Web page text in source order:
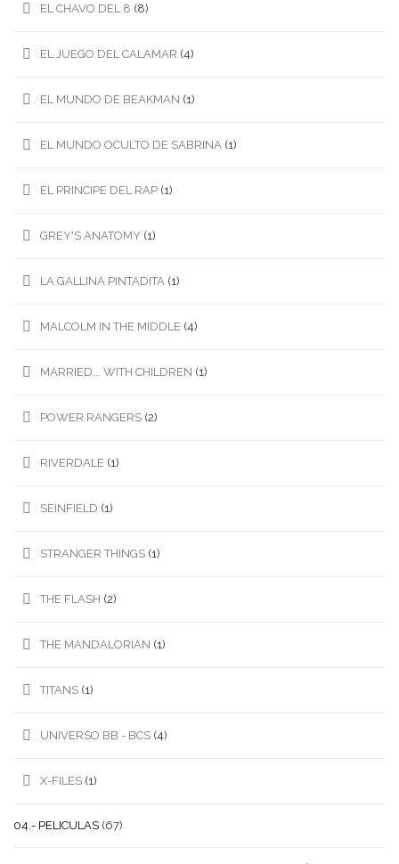
EL CHAVO DEL 8 (8)
EL JUEGO DEL CALAMAR (4)
EL MUNDO DE BEAKMAN (1)
EL MUNDO OCULTO DE SABRINA (1)
EL PRINCIPE DEL RAP (1)
GREY'S ANATOMY (1)
LA GALLINA PINTADITA (1)
MALCOLM IN THE MIDDLE (4)
MARRIED... WITH CHILDREN (1)
POWER RANGERS (2)
RIVERDALE (1)
SEINFIELD (1)
STRANGER THINGS (1)
THE FLASH (2)
THE MANDALORIAN (1)
TITANS (1)
UNIVERSO BB - BCS (4)
X-FILES (1)
04.- PELICULAS (67)